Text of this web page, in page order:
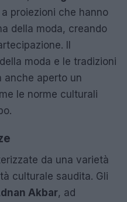
proiezioni che hanno
della moda, creando
Il
moda e le tradizioni
anche aperto un
le norme culturali
da una varietà
culturale saudita. Gli
Akbar, ad